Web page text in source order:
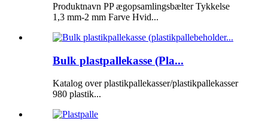
Produktnavn PP ægopsamlingsbælter Tykkelse
1,3 mm-2 mm Farve Hvid...
Bulk plastpallekasse (Pla...
Katalog over plastikpallekasser/plastikpallekasser
980 plastik...